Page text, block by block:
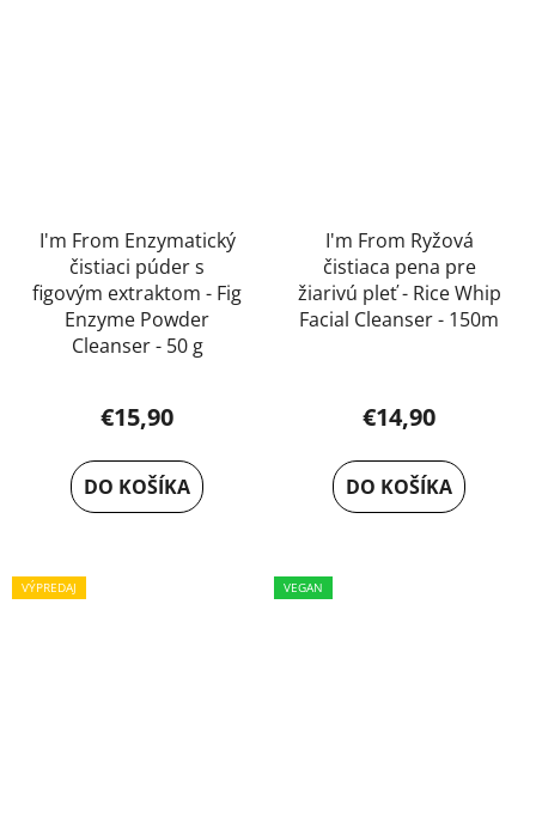
I'm From Enzymatický
čistiaci púder s
figovým extraktom - Fig
Enzyme Powder
Cleanser - 50 g
€15,90
DO KOŠÍKA
I'm From Ryžová
čistiaca pena pre
žiarivú pleť - Rice Whip
Facial Cleanser - 150m
€14,90
DO KOŠÍKA
VÝPREDAJ VEGAN